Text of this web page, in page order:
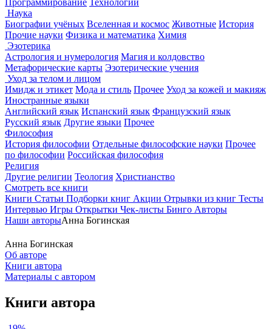
Программирование Технологии
Наука
Биографии учёных Вселенная и космос Животные История
Прочие науки Физика и математика Химия
Эзотерика
Астрология и нумерология Магия и колдовство
Метафорические карты Эзотерические учения
Уход за телом и лицом
Имидж и этикет Мода и стиль Прочее Уход за кожей и макияж
Иностранные языки
Английский язык Испанский язык Французский язык
Русский язык Другие языки Прочее
Философия
История философии Отдельные философские науки Прочее
по философии Российская философия
Религия
Другие религии Теология Христианство
Смотреть все книги
Книги Статьи Подборки книг Акции Отрывки из книг Тесты
Интервью Игры Открытки Чек-листы Бинго Авторы
Наши авторыАнна Богинская
Анна Богинская
Об авторе
Книги автора
Материалы с автором
Книги автора